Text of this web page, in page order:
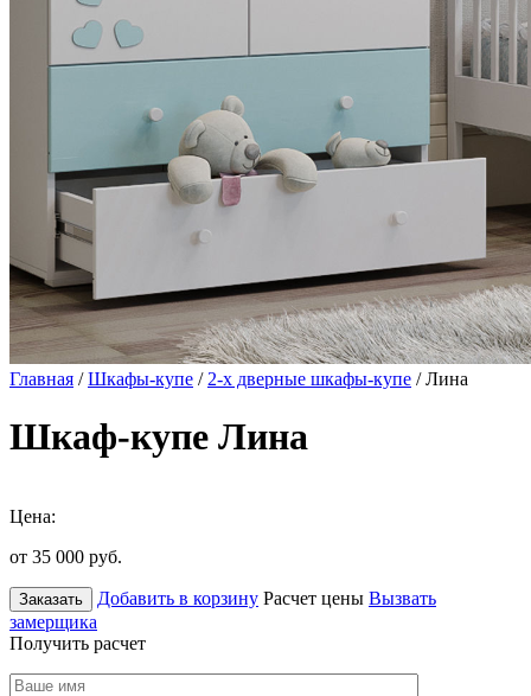
Главная /Шкафы-купе / 2-х дверные шкафы-купе / Лина
Шкаф-купе Лина
Цена:
от 35 000 руб.
Заказать Добавить в корзину Расчет цены Вызвать
замерщика
Получить расчет